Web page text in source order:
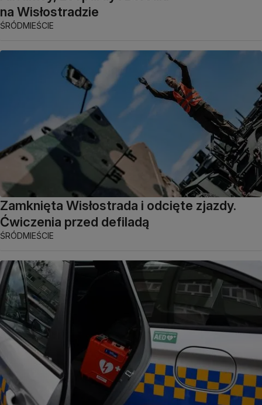
na Wisłostradzie
ŚRÓDMIEŚCIE
Zamknięta Wisłostrada i odcięte zjazdy.
Ćwiczenia przed defiladą
ŚRÓDMIEŚCIE